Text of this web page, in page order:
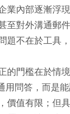
業內部逐漸浮
至對外溝通郵
題不在於工具
的門檻在於情
用問答，而是
價值有限；但